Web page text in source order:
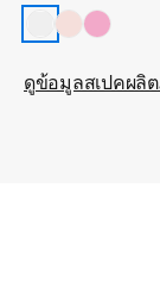
ดูข้อมูลสเปคผลิ